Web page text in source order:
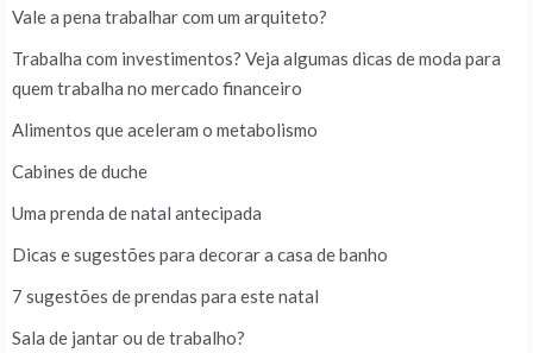
Vale a pena trabalhar com um arquiteto?
Trabalha com investimentos? Veja algumas dicas de moda para
quem trabalha no mercado financeiro
Alimentos que aceleram o metabolismo
Cabines de duche
Uma prenda de natal antecipada
Dicas e sugestões para decorar a casa de banho
7 sugestões de prendas para este natal
Sala de jantar ou de trabalho?